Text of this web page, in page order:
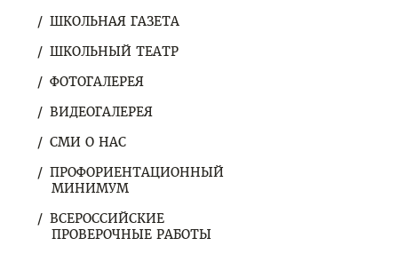
ШКОЛЬНАЯ ГАЗЕТА
ШКОЛЬНЫЙ ТЕАТР
ФОТОГАЛЕРЕЯ
ВИДЕОГАЛЕРЕЯ
СМИ О НАС
ПРОФОРИЕНТАЦИОННЫЙ
МИНИМУМ
ВСЕРОССИЙСКИЕ
ПРОВЕРОЧНЫЕ РАБОТЫ